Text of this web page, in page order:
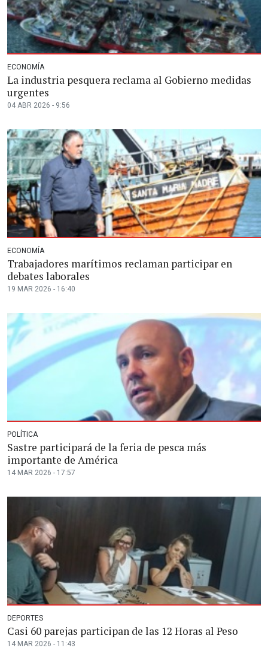
ECONOMÍA
La industria pesquera reclama al Gobierno medidas
urgentes
04 ABR 2026 - 9:56
ECONOMÍA
Trabajadores marítimos reclaman participar en
debates laborales
19 MAR 2026 - 16:40
POLÍTICA
Sastre participará de la feria de pesca más
importante de América
14 MAR 2026 - 17:57
DEPORTES
Casi 60 parejas participan de las 12 Horas al Peso
14 MAR 2026 - 11:43